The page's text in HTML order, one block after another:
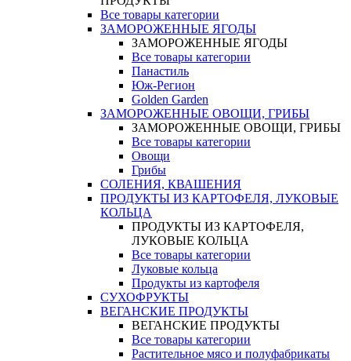
Все товары категории
ЗАМОРОЖЕННЫЕ ЯГОДЫ
ЗАМОРОЖЕННЫЕ ЯГОДЫ
Все товары категории
Панастиль
Юж-Регион
Golden Garden
ЗАМОРОЖЕННЫЕ ОВОЩИ, ГРИБЫ
ЗАМОРОЖЕННЫЕ ОВОЩИ, ГРИБЫ
Все товары категории
Овощи
Грибы
СОЛЕНИЯ, КВАШЕНИЯ
ПРОДУКТЫ ИЗ КАРТОФЕЛЯ, ЛУКОВЫЕ
КОЛЬЦА
ПРОДУКТЫ ИЗ КАРТОФЕЛЯ,
ЛУКОВЫЕ КОЛЬЦА
Все товары категории
Луковые кольца
Продукты из картофеля
СУХОФРУКТЫ
ВЕГАНСКИЕ ПРОДУКТЫ
ВЕГАНСКИЕ ПРОДУКТЫ
Все товары категории
Растительное мясо и полуфабрикаты